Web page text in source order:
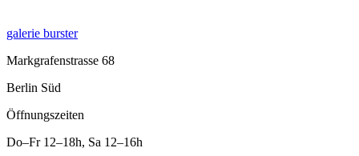
galerie burster
Markgrafenstrasse 68
Berlin Süd
Öffnungszeiten
Do–Fr 12–18h, Sa 12–16h